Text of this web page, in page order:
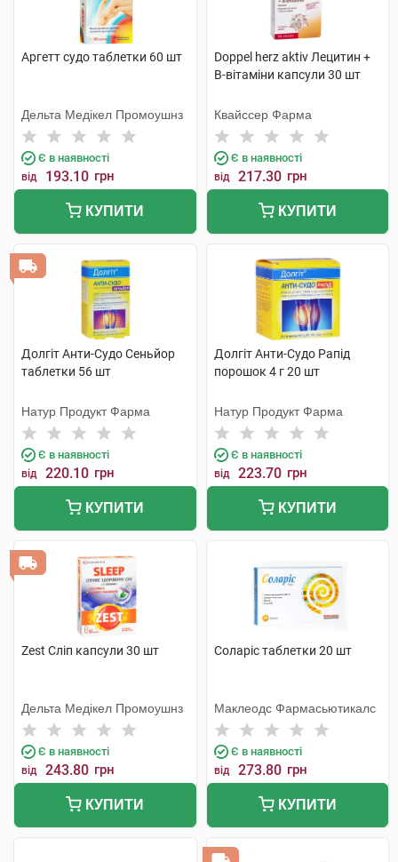
Аргетт судо таблетки 60 шт
Дельта Медікел Промоушнз
Є в наявності
від 193.10 грн
КУПИТИ
Doppel herz aktiv Лецитин +
B-вітаміни капсули 30 шт
Квайссер Фарма
Є в наявності
від 217.30 грн
КУПИТИ
Долгіт Анти-Судо Сеньйор
таблетки 56 шт
Натур Продукт Фарма
Є в наявності
від 220.10 грн
КУПИТИ
Долгіт Анти-Судо Рапід
порошок 4 г 20 шт
Натур Продукт Фарма
Є в наявності
від 223.70 грн
КУПИТИ
Zest Сліп капсули 30 шт
Дельта Медікел Промоушнз
Є в наявності
від 243.80 грн
КУПИТИ
Соларіс таблетки 20 шт
Маклеодс Фармасьютикалс
Є в наявності
від 273.80 грн
КУПИТИ